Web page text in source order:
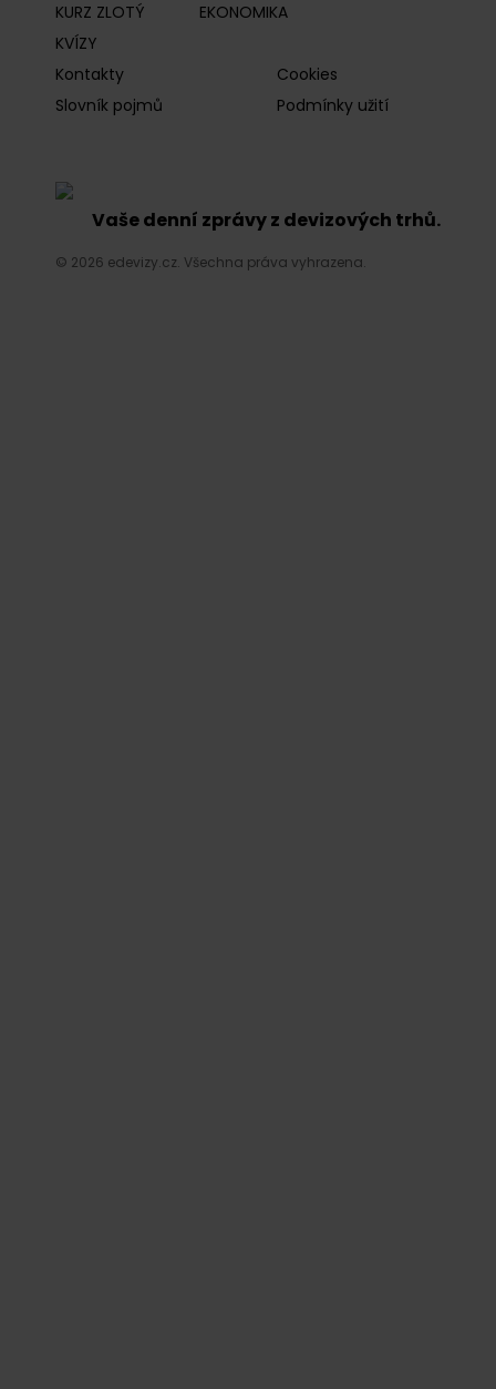
KURZ ZLOTÝ
EKONOMIKA
KVÍZY
Kontakty
Cookies
Slovník pojmů
Podmínky užití
Vaše denní zprávy z devizových trhů.
© 2026 edevizy.cz. Všechna práva vyhrazena.